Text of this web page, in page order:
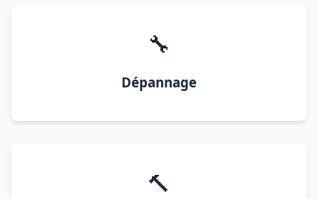
🔧
Dépannage
🔨